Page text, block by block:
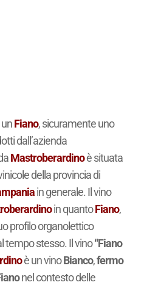
Fiano, sicuramente uno
dall’azienda
Mastroberardinoè situata
della provincia di
in generale. Il vino
in quantoFiano,
profilo organolettico
tempo stesso. Il vino“Fiano
è un vinoBianco,fermo
nel contesto delle